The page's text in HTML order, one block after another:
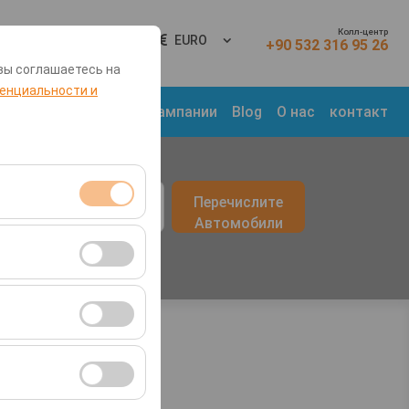
соглашаетесь на
и
и
посетителей,
оценки
с вашими
EURO
Колл-центр
+90 532 316 95 26
Кампании Blog О нас контакт
09:00
Перечислите
Автомобили